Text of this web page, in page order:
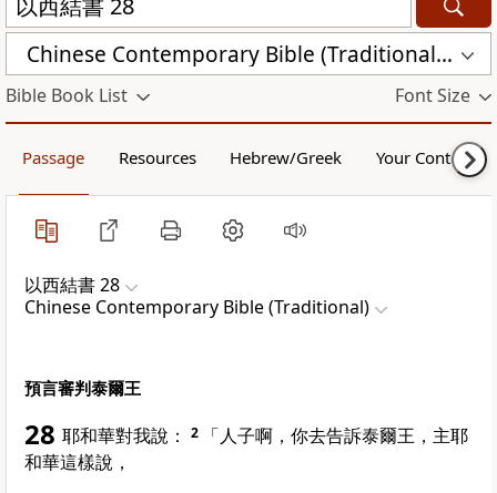
Chinese Contemporary Bible (Traditional) (CCBT)
Bible Book List Font Size
Passage Resources Hebrew/Greek Your Content
以西結書 28
Chinese Contemporary Bible (Traditional)
預言審判泰爾王
28 耶和華對我說： 2
「人子啊，你去告訴泰爾王，主耶
和華這樣說，